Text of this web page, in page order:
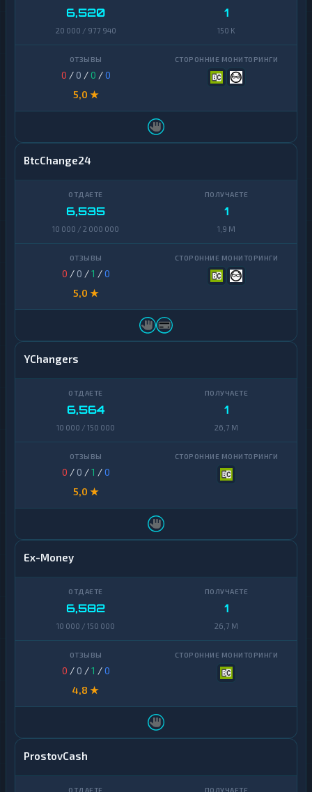
6,520
20 000 / 977 940
1
150 K
0 / 0 /0 /0
5,0 ★
BtcChange24
6,535
10 000 / 2 000 000
1
1,9 M
0 / 0 /1 /0
5,0 ★
YChangers
6,564
10 000 / 150 000
1
26,7 M
0 / 0 /1 /0
5,0 ★
Ex-Money
6,582
10 000 / 150 000
1
26,7 M
0 / 0 /1 /0
4,8 ★
ProstovCash